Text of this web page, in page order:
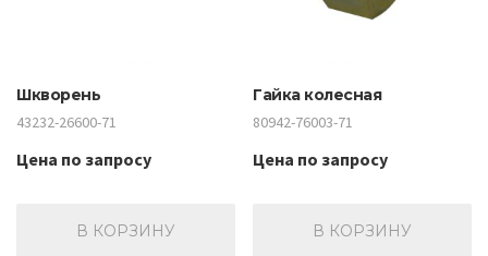
Шкворень
43232-26600-71
Цена по запросу
В КОРЗИНУ
Гайка колесная
80942-76003-71
Цена по запросу
В КОРЗИНУ